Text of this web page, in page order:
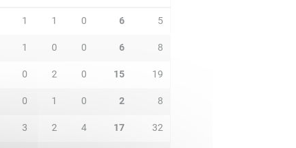
1 1 0 6 5
1 0 0 6 8
0 2 0 15 19
0 1 0 2 8
3 2 4 17 32